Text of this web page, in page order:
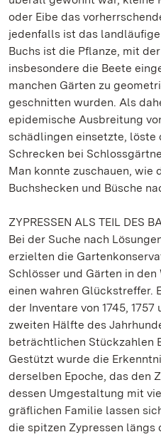
oder Eibe das
jedenfalls ist das
Buchs ist die Pflanze, mit
insbesondere die Beete
manchen Gärten zu
geschnitten wurden. Als
epidemische Ausbreitung
schädlingen einsetzte, löste
Schrecken bei
Man konnte zuschauen, wie
Buchshecken und Büsche
ZYPRESSEN ALS TEIL DES
Bei der Suche nach
erzielten die
Schlösser und Gärten in
einen wahren Glückstreffer.
der Inventare von 1745,
zweiten Hälfte des
beträchtlichen Stückzahlen
Gestützt wurde die
derselben Epoche, das den
dessen Umgestaltung mit
gräflichen Familie lassen
die spitzen Zypressen längs